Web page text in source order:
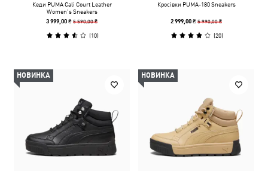
Кеди PUMA Cali Court Leather
Women’s Sneakers
3 999,00 ₴5 590,00 ₴
(10)
Кросівки PUMA-180 Sneakers
2 999,00 ₴5 990,00 ₴
(20)
НОВИНКА НОВИНКА